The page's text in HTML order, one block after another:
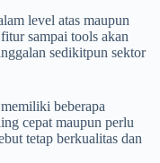
level atas maupun
sampai tools akan
sedikitpun sektor
beberapa
cepat maupun perlu
tetap berkualitas dan